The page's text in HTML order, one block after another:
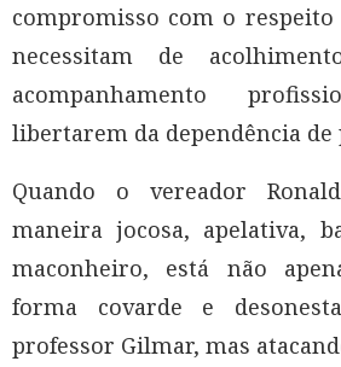
compromisso com o
necessitam de
acompanhamento
libertarem da dependência de
Quando o vereador
maneira jocosa, apelativa,
maconheiro, está não
forma covarde e
professor Gilmar, mas